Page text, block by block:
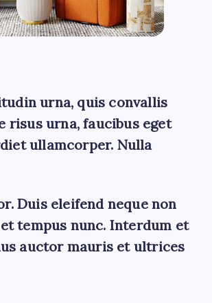
urna, quis convallis
risus urna, faucibus eget
ullamcorper. Nulla
Duis eleifend neque non
tempus nunc. Interdum et
auctor mauris et ultrices